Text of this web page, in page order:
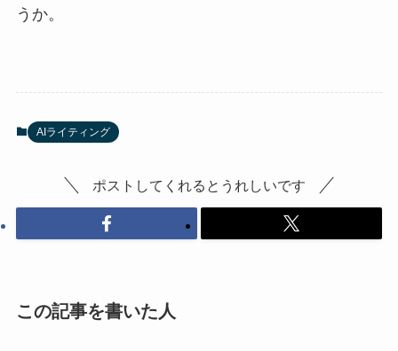
うか。
AIライティング
ポストしてくれるとうれしいです
この記事を書いた人